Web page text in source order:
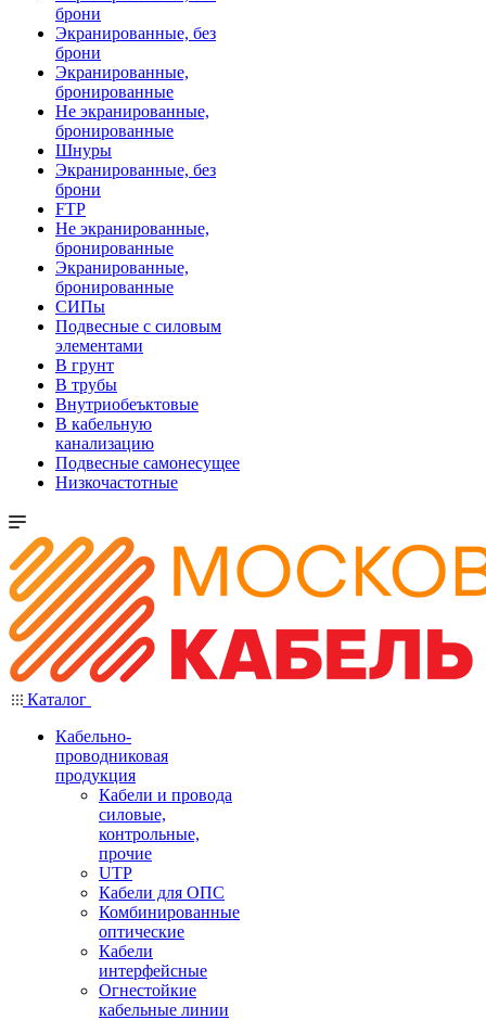
брони
Экранированные, без
брони
Экранированные,
бронированные
Не экранированные,
бронированные
Шнуры
Экранированные, без
брони
FTP
Не экранированные,
бронированные
Экранированные,
бронированные
СИПы
Подвесные с силовым
элементами
В грунт
В трубы
Внутриобеъктовые
В кабельную
канализацию
Подвесные самонесущее
Низкочастотные
Каталог
Кабельно-
проводниковая
продукция
Кабели и провода
силовые,
контрольные,
прочие
UTP
Кабели для ОПС
Комбинированные
оптические
Кабели
интерфейсные
Огнестойкие
кабельные линии